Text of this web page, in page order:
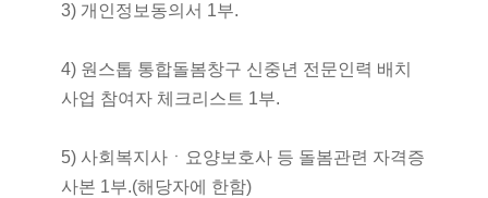
3) 개인정보동의서 1부.
4) 원스톱 통합돌봄창구 신중년 전문인력 배치
사업 참여자 체크리스트 1부.
5) 사회복지사ㆍ요양보호사 등 돌봄관련 자격증
사본 1부.(해당자에 한함)